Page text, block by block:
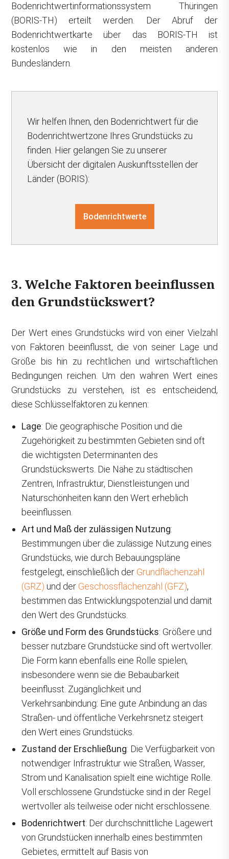
Bodenrichtwertinformationssystem Thüringen
(BORIS-TH) erteilt werden. Der Abruf der
Bodenrichtwertkarte über das BORIS-TH ist
kostenlos wie in den meisten anderen
Bundesländern.
Wir helfen Ihnen, den Bodenrichtwert für die
Bodenrichtwertzone Ihres Grundstücks zu
finden. Hier gelangen Sie zu unserer
Übersicht der digitalen Auskunftsstellen der
Länder (BORIS):
Bodenrichtwerte
3. Welche Faktoren beeinflussen
den Grundstückswert?
Der Wert eines Grundstücks wird von einer Vielzahl
von Faktoren beeinflusst, die von seiner Lage und
Größe bis hin zu rechtlichen und wirtschaftlichen
Bedingungen reichen. Um den wahren Wert eines
Grundstücks zu verstehen, ist es entscheidend,
diese Schlüsselfaktoren zu kennen:
Lage: Die geographische Position und die
Zugehörigkeit zu bestimmten Gebieten sind oft
die wichtigsten Determinanten des
Grundstückswerts. Die Nähe zu städtischen
Zentren, Infrastruktur, Dienstleistungen und
Naturschönheiten kann den Wert erheblich
beeinflussen.
Art und Maß der zulässigen Nutzung:
Bestimmungen über die zulässige Nutzung eines
Grundstücks, wie durch Bebauungspläne
festgelegt, einschließlich der Grundflächenzahl
(GRZ) und der Geschossflächenzahl (GFZ),
bestimmen das Entwicklungspotenzial und damit
den Wert des Grundstücks.
Größe und Form des Grundstücks: Größere und
besser nutzbare Grundstücke sind oft wertvoller.
Die Form kann ebenfalls eine Rolle spielen,
insbesondere wenn sie die Bebaubarkeit
beeinflusst. Zugänglichkeit und
Verkehrsanbindung: Eine gute Anbindung an das
Straßen- und öffentliche Verkehrsnetz steigert
den Wert eines Grundstücks.
Zustand der Erschließung: Die Verfügbarkeit von
notwendiger Infrastruktur wie Straßen, Wasser,
Strom und Kanalisation spielt eine wichtige Rolle.
Voll erschlossene Grundstücke sind in der Regel
wertvoller als teilweise oder nicht erschlossene.
Bodenrichtwert: Der durchschnittliche Lagewert
von Grundstücken innerhalb eines bestimmten
Gebietes, ermittelt auf Basis von